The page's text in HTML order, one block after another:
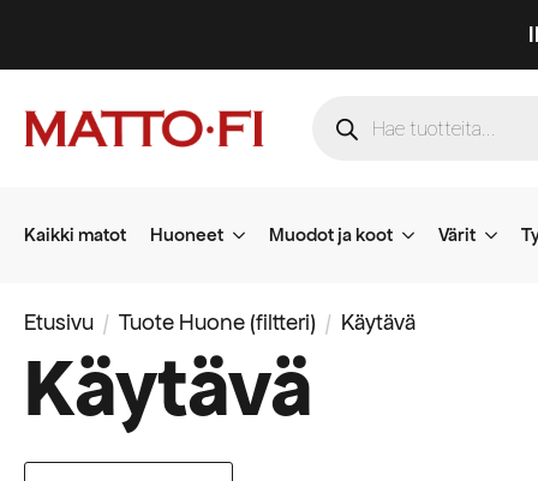
search
Kaikki matot Huoneet Muodot ja koot Värit
Etusivu Tuote Huone (filtteri) Käytävä
Käytävä